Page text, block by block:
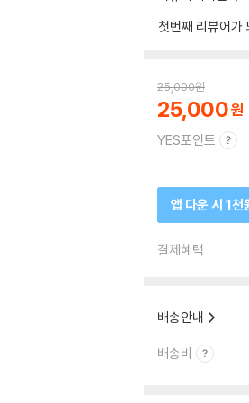
첫번째 리뷰어가
25,000원
25,000
YES포인트
앱 다운 시 1천
결제혜택
배송안내
배송비